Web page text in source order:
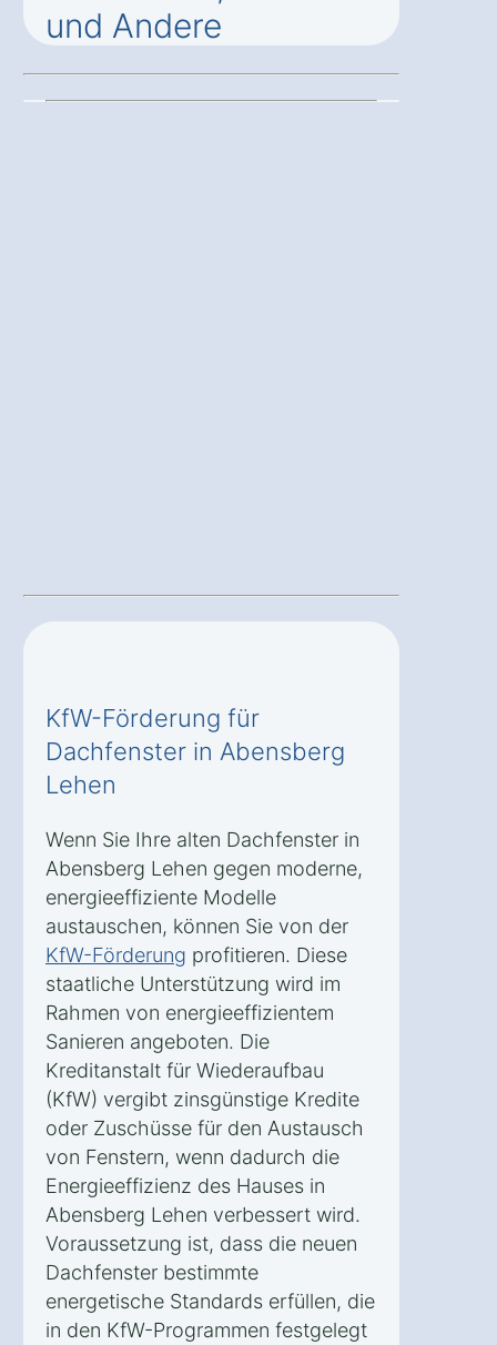
und Andere
KfW-Förderung für
Dachfenster in Abensberg
Lehen
Wenn Sie Ihre alten Dachfenster in
Abensberg Lehen gegen moderne,
energieeffiziente Modelle
austauschen, können Sie von der
KfW-Förderung profitieren. Diese
staatliche Unterstützung wird im
Rahmen von energieeffizientem
Sanieren angeboten. Die
Kreditanstalt für Wiederaufbau
(KfW) vergibt zinsgünstige Kredite
oder Zuschüsse für den Austausch
von Fenstern, wenn dadurch die
Energieeffizienz des Hauses in
Abensberg Lehen verbessert wird.
Voraussetzung ist, dass die neuen
Dachfenster bestimmte
energetische Standards erfüllen, die
in den KfW-Programmen festgelegt